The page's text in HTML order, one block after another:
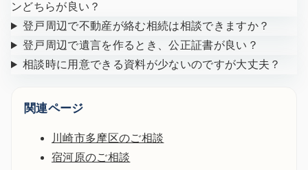
ンどちらが良い？
登戸周辺で不動産が絡む相続は相談できますか？
登戸周辺で遺言を作るとき、公正証書が良い？
相談時に用意できる資料が少ないのですが大丈夫？
関連ページ
川崎市多摩区のご相談
宿河原のご相談